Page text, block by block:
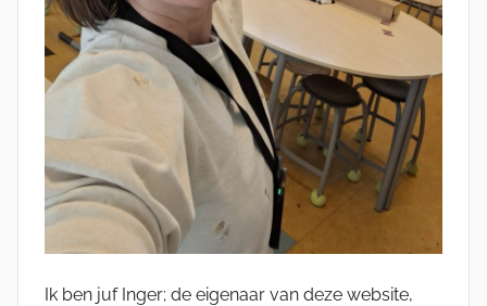
Ik ben juf Inger; de eigenaar van deze website,